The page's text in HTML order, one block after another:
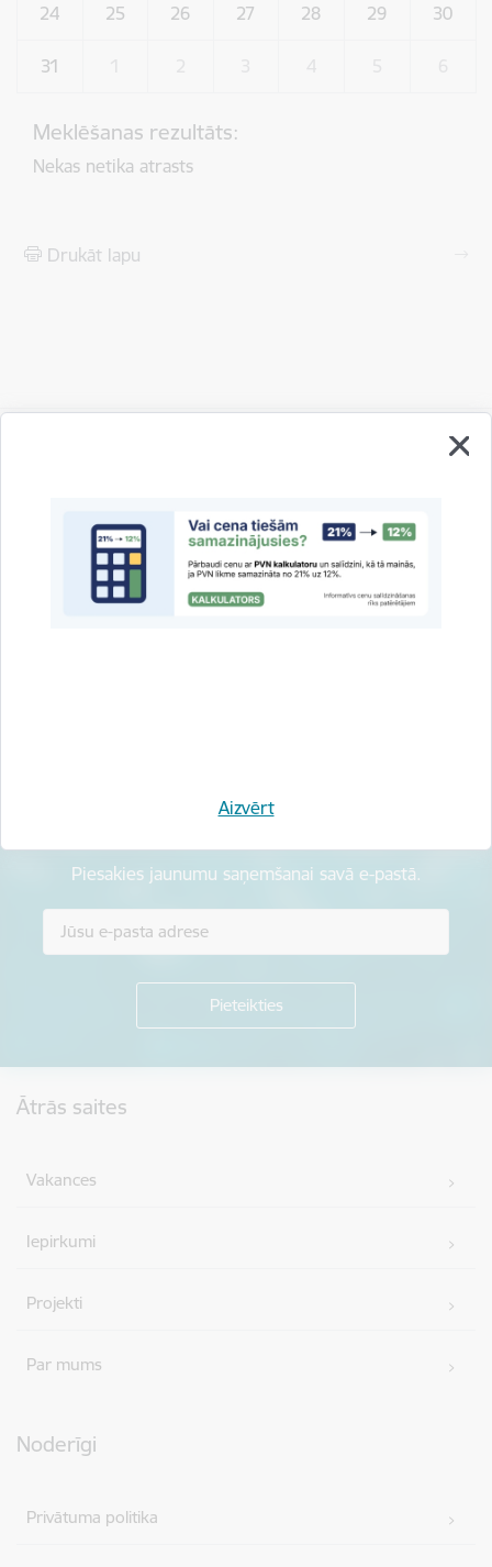
Aizvērt
24 25 26 27 28 29 30
31
Meklēšanas rezultāts:
Nekas netika atrasts
Drukāt lapu
Esi pirmais, kas uzzina!
Piesakies jaunumu saņemšanai savā e-pastā.
Ātrās saites
Vakances
Iepirkumi
Projekti
Par mums
Noderīgi
Privātuma politika